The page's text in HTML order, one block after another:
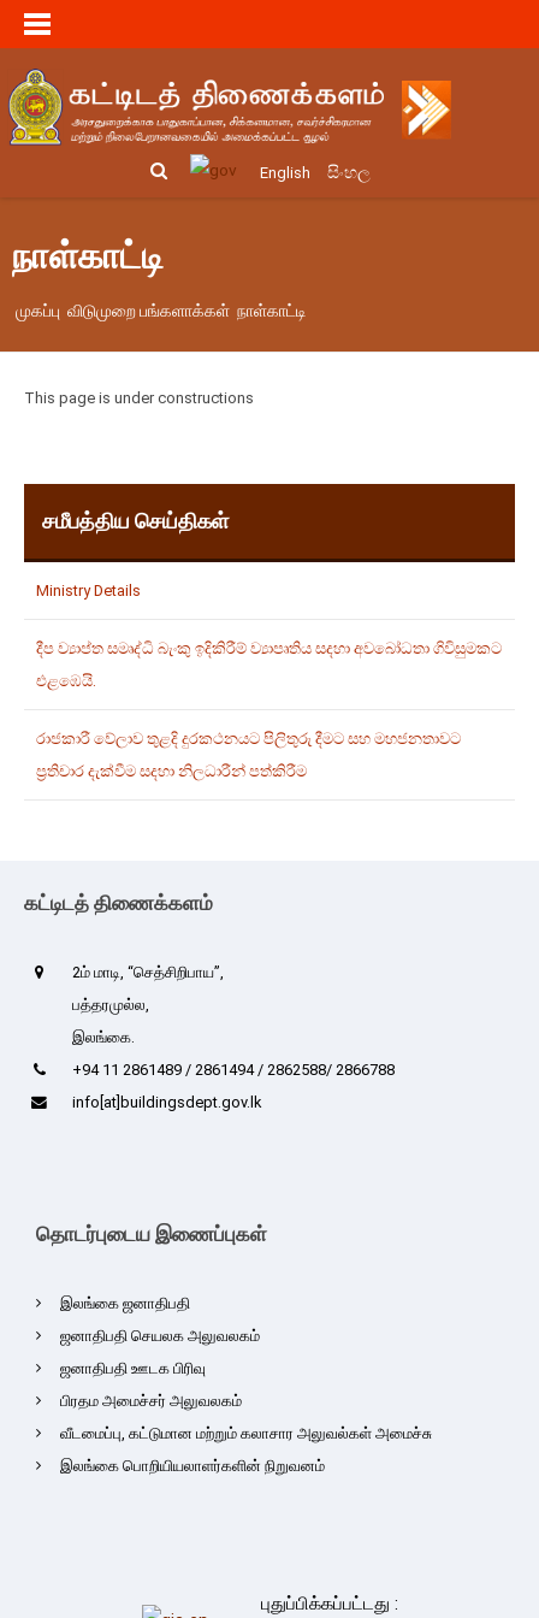
English සිංහල
நாள்காட்டி
முகப்பு விடுமுறை பங்களாக்கள் நாள்காட்டி
This page is under constructions
சமீபத்திய செய்திகள்
Ministry Details
දීප ව්‍යාප්ත සමෘද්ධි බැංකු ඉදිකිරීම් ව්‍යාපෘතිය සදහා අවබෝධතා ගිවිසුමකට
එළඹෙයි.
රාජකාරී වේලාව තුළදි දුරකථනයට පිලිතුරු දීමට සහ මහජනතාවට
ප්‍රතිචාර දැක්වීම සදහා නිලධාරීන් පත්කිරීම
கட்டிடத் திணைக்களம்
2ம் மாடி, “செத்சிறிபாய”,
பத்தரமுல்ல,
இலங்கை.
+94 11 2861489 / 2861494 / 2862588/ 2866788
info[at]buildingsdept.gov.lk
தொடர்புடைய இணைப்புகள்
இலங்கை ஜனாதிபதி
ஜனாதிபதி செயலக அலுவலகம்
ஜனாதிபதி ஊடக பிரிவு
பிரதம அமைச்சர் அலுவலகம்
வீடமைப்பு, கட்டுமான மற்றும் கலாசார அலுவல்கள் அமைச்சு
இலங்கை பொறியியலாளர்களின் நிறுவனம்
புதுப்பிக்கப்பட்டது :